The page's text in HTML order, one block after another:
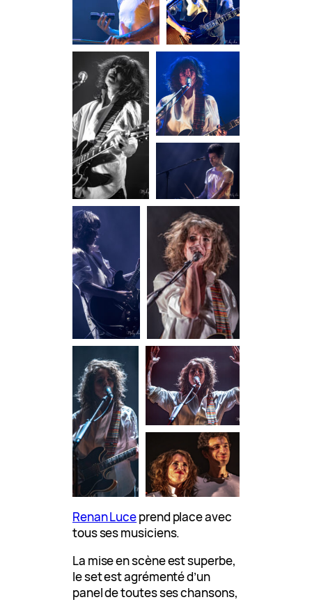
Renan Luceprend place avec
tous ses musiciens.
La mise en scène est superbe,
le set est agrémenté d’un
panel de toutes ses chansons,